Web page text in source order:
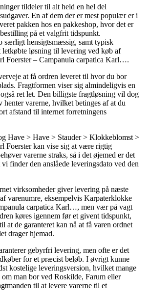
tildeler til alt held en hel del
En af dem der er mest populær er i
pakken hos en pakkeshop, hvor det er
på et valgfrit tidspunkt.
særligt hensigtsmæssig, samt typisk
letkøbte løsning til levering ved køb af
Foerster – Campanula carpatica Karl….
at få ordren leveret til hvor du bor
Fragtformen viser sig almindeligvis en
ret let. Den billigste fragtløsning vil dog
henter varerne, hvilket betinges af at du
afstand til internet forretningens
Have > Have > Stauder > Klokkeblomst >
Foerster kan vise sig at være rigtig
varerne straks, så i det øjemed er det
finder den anslåede leveringsdato ved den
virksomheder giver levering på næste
varenumre, eksempelvis Karpaterklokke
carpatica Karl…, men vær på vagt
køres igennem før et givent tidspunkt,
at de garanteret kan nå at få varen ordnet
drager hjemad.
gebyrfri levering, men ofte er det
for et præcist beløb. I øvrigt kunne
kostelige leveringsversion, hvilket mange
man bor ved Roskilde, Farum eller
til at levere varerne til et